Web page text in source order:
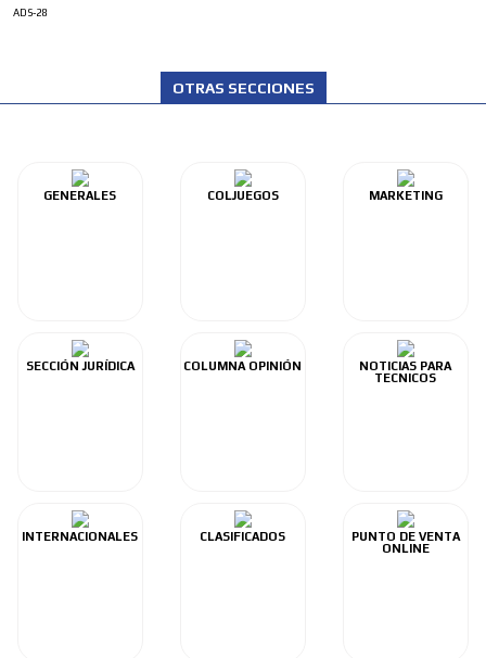
ADS-28
OTRAS SECCIONES
GENERALES COLJUEGOS MARKETING
SECCIÓN JURÍDICA COLUMNA OPINIÓN
NOTICIAS PARA
TECNICOS
INTERNACIONALES CLASIFICADOS
PUNTO DE VENTA
ONLINE